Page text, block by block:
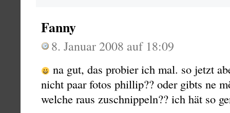
Fanny
8. Januar 2008 auf 18:09
na gut, das probier ich mal. so jetzt
nicht paar fotos phillip?? oder gibts ne
welche raus zuschnippeln?? ich hät so